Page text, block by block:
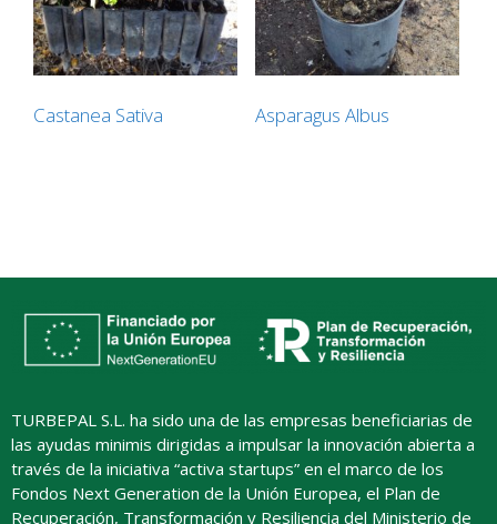
Castanea Sativa Asparagus Albus
TURBEPAL S.L. ha sido una de las empresas beneficiarias de
las ayudas minimis dirigidas a impulsar la innovación abierta a
través de la iniciativa “activa startups” en el marco de los
Fondos Next Generation de la Unión Europea, el Plan de
Recuperación, Transformación y Resiliencia del Ministerio de